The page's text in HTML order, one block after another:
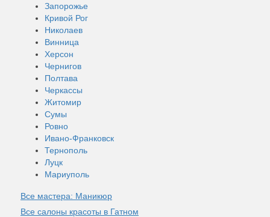
Запорожье
Кривой Рог
Николаев
Винница
Херсон
Чернигов
Полтава
Черкассы
Житомир
Сумы
Ровно
Ивано-Франковск
Тернополь
Луцк
Мариуполь
Все мастера: Маникюр
Все салоны красоты в Гатном